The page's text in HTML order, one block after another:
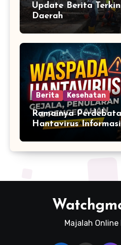
Update Berita
Daerah
Berita Kesehatan
Ramainya
Hantavirus
Majalah